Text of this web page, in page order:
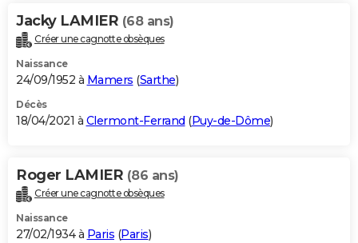
Jacky LAMIER (68 ans)
Créer une cagnotte obsèques
Naissance
24/09/1952 à Mamers (Sarthe)
Décès
18/04/2021 à Clermont-Ferrand (Puy-de-Dôme)
Roger LAMIER (86 ans)
Créer une cagnotte obsèques
Naissance
27/02/1934 à Paris (Paris)